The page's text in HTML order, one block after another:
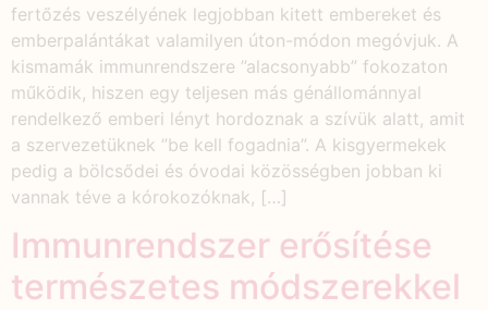
fertőzés veszélyének legjobban kitett embereket és
emberpalántákat valamilyen úton-módon megóvjuk. A
kismamák immunrendszere ”alacsonyabb” fokozaton
működik, hiszen egy teljesen más génállománnyal
rendelkező emberi lényt hordoznak a szívük alatt, amit
a szervezetüknek ”be kell fogadnia”. A kisgyermekek
pedig a bölcsődei és óvodai közösségben jobban ki
vannak téve a kórokozóknak, […]
Immunrendszer erősítése
természetes módszerekkel